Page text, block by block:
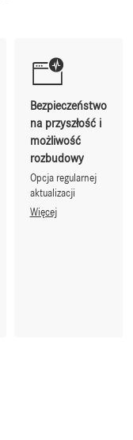
Bezpieczeństwo
na przyszłość i
możliwość
rozbudowy
Opcja regularnej
aktualizacji
Więcej